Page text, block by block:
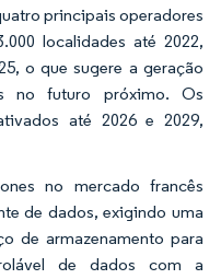
principais operadores
localidades até 2022,
o que sugere a geração
no futuro próximo. Os
até 2026 e 2029,
no mercado francês
de dados, exigindo uma
de armazenamento para
de dados com a